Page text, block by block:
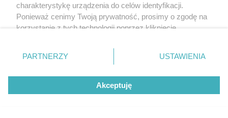
charakterystykę urządzenia do celów identyfikacji.
Ponieważ cenimy Twoją prywatność, prosimy o zgodę na
korzystanie z tych technologii poprzez kliknięcie
zmienić/wycofać klikając przycisk ustawień prywatności
znajdujący się w lewym dolnym rogu strony
rodzaje przetwarzania danych nie wymagają zgody
użytkownika, ale masz prawo sprzeciwić się takiemu
przetwarzaniu. Preferencje będą miały zastosowanie tylko
PARTNERZY USTAWIENIA
Akceptuję